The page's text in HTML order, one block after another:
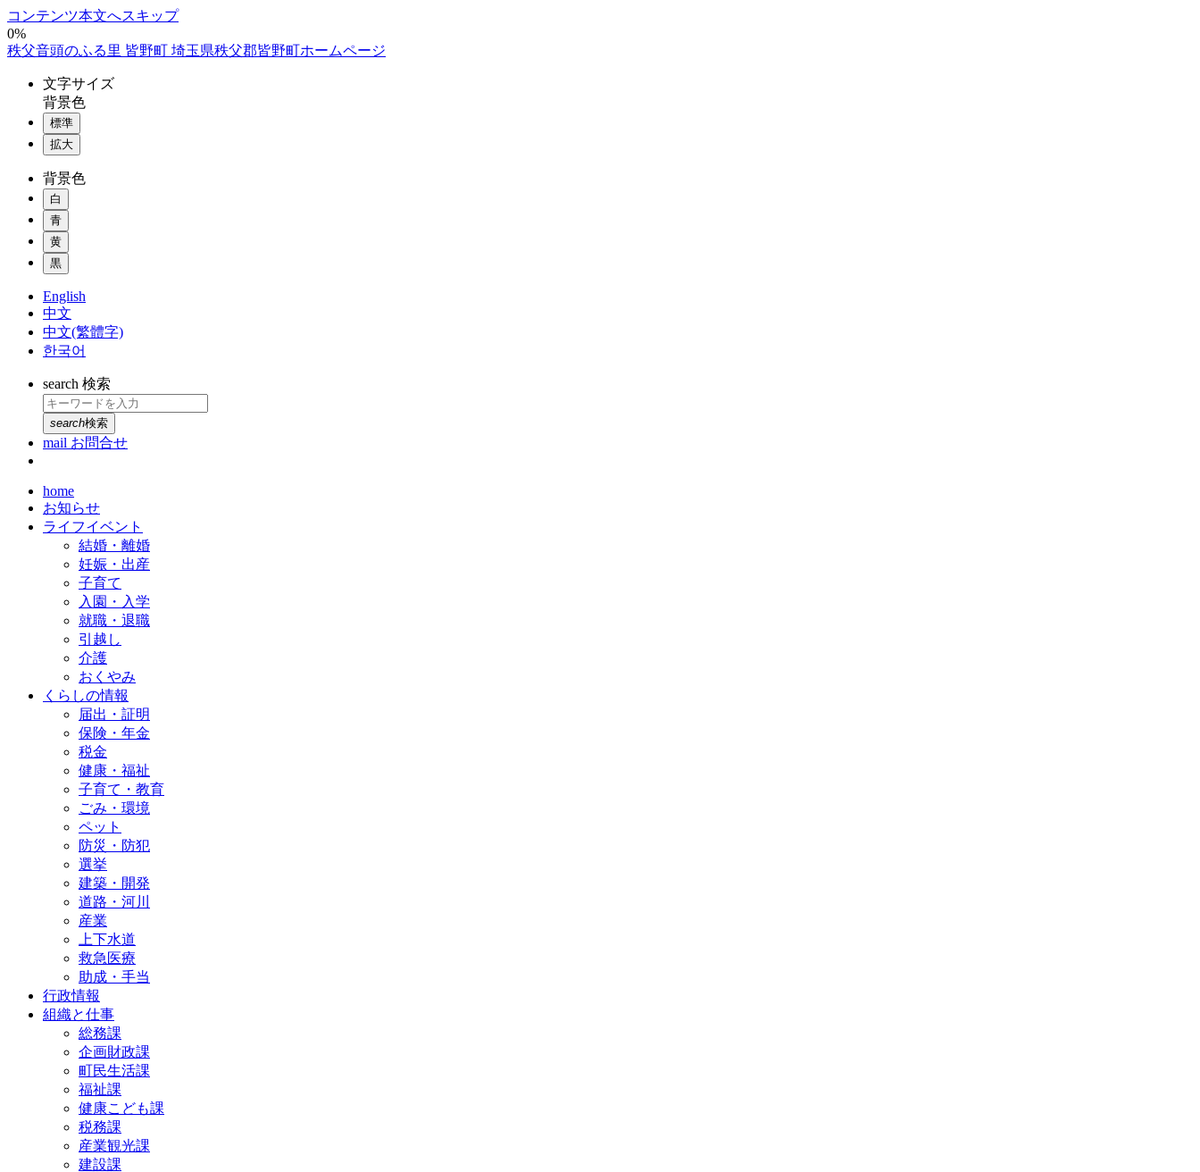
コンテンツ本文へスキップ
0%
秩父音頭のふる里 皆野町 埼玉県秩父郡皆野町ホームページ
文字サイズ
背景色
標準
拡大
背景色
白
青
黄
黒
English
中文
中文(繁體字)
한국어
search 検索
search検索
mail お問合せ
home
お知らせ
ライフイベント
結婚・離婚
妊娠・出産
子育て
入園・入学
就職・退職
引越し
介護
おくやみ
くらしの情報
届出・証明
保険・年金
税金
健康・福祉
子育て・教育
ごみ・環境
ペット
防災・防犯
選挙
建築・開発
道路・河川
産業
上下水道
救急医療
助成・手当
行政情報
組織と仕事
総務課
企画財政課
町民生活課
福祉課
健康こども課
税務課
産業観光課
建設課